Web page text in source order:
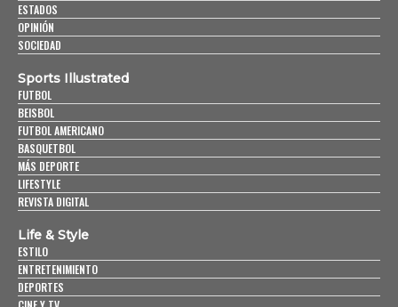
ESTADOS
OPINIÓN
SOCIEDAD
Sports Illustrated
FUTBOL
BEISBOL
FUTBOL AMERICANO
BASQUETBOL
MÁS DEPORTE
LIFESTYLE
REVISTA DIGITAL
Life & Style
ESTILO
ENTRETENIMIENTO
DEPORTES